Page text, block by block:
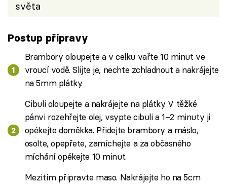
světa
Postup přípravy
Brambory oloupejte a v celku vařte 10 minut ve
vroucí vodě. Slijte je, nechte zchladnout a nakrájejte
na 5mm plátky.
Cibuli oloupejte a nakrájejte na plátky. V těžké
pánvi rozehřejte olej, vsypte cibuli a 1–2 minuty ji
opékejte doměkka. Přidejte brambory a máslo,
osolte, opepřete, zamíchejte a za občasného
míchání opékejte 10 minut.
Mezitím připravte maso. Nakrájejte ho na 5cm